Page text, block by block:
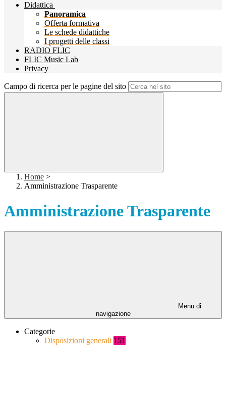
Didattica
Panoramica
Offerta formativa
Le schede didattiche
I progetti delle classi
RADIO FLIC
FLIC Music Lab
Privacy
Campo di ricerca per le pagine del sito
Home >
Amministrazione Trasparente
Amministrazione Trasparente
Menu di
navigazione
Categorie
Disposizioni generali 151